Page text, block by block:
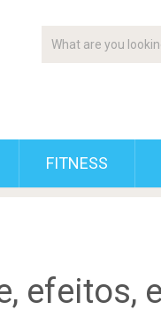
FITNESS
efeitos,